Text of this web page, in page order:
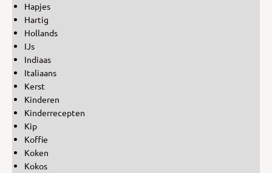
Hapjes
Hartig
Hollands
IJs
Indiaas
Italiaans
Kerst
Kinderen
Kinderrecepten
Kip
Koffie
Koken
Kokos